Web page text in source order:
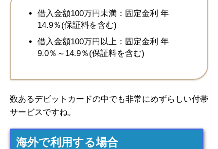
借入金額100万円未満：固定金利 年
14.9％(保証料を含む)
借入金額100万円以上：固定金利 年
9.0％～14.9％(保証料を含む)
数あるデビットカードの中でも非常にめずらしい付帯
サービスですね。
海外で利用する場合